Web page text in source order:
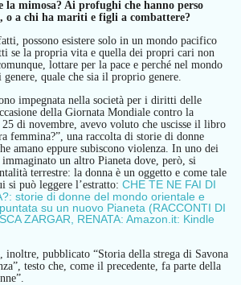
la mimosa? Ai profughi che hanno perso
o a chi ha mariti e figli a combattere?
possono esistere solo in un mondo pacifico
se la propria vita e quella dei propri cari non
lottare per la pace e perché nel mondo
quale che sia il proprio genere.
impegnata nella società per i diritti delle
della Giornata Mondiale contro la
di novembre, avevo voluto che uscisse il libro
femmina?”, una raccolta di storie di donne
amano eppure subiscono violenza. In uno dei
immaginato un altro Pianeta dove, però, si
terrestre: la donna è un oggetto e come tale
si può leggere l’estratto: CHE TE NE FAI DI
storie di donne del mondo orientale e
su un nuovo Pianeta (RACCONTI DI
ZARGAR, RENATA: Amazon.it: Kindle
inoltre, pubblicato “Storia della strega di Savona
testo che, come il precedente, fa parte della